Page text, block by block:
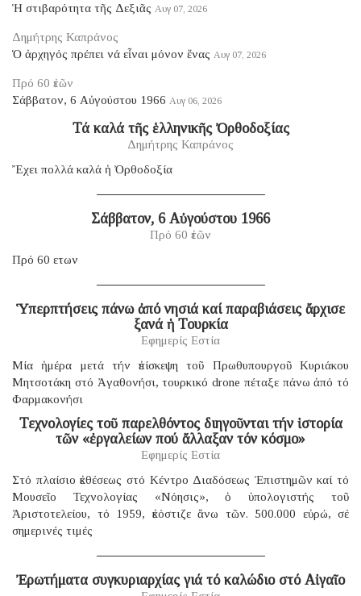
Ἡ στιβαρότητα τῆς Δεξιᾶς Αυγ 07, 2026
Δημήτρης Καπράνος
Ὁ ἀρχηγός πρέπει νά εἶναι μόνον ἕνας Αυγ 07, 2026
Πρό 60 ἐτῶν
Σάββατον, 6 Αὐγούστου 1966 Αυγ 06, 2026
Τά καλά τῆς ἑλληνικῆς Ὀρθοδοξίας
Δημήτρης Καπράνος
Ἔχει πολλά καλά ἡ Ὀρθοδοξία
Σάββατον, 6 Αὐγούστου 1966
Πρό 60 ἐτῶν
Πρό 60 ετων
Ὑπερπτήσεις πάνω ἀπό νησιά καί παραβιάσεις ἄρχισε
ξανά ἡ Τουρκία
Εφημερίς Εστία
Μία ἡμέρα μετά τήν ἐπίσκεψη τοῦ Πρωθυπουργοῦ Κυριάκου
Μητσοτάκη στό Ἀγαθονήσι, τουρκικό drone πέταξε πάνω ἀπό τό
Φαρμακονήσι
Τεχνολογίες τοῦ παρελθόντος διηγοῦνται τήν ἱστορία
τῶν «ἐργαλείων πού ἄλλαξαν τόν κόσμο»
Εφημερίς Εστία
Στό πλαίσιο ἐκθέσεως στό Κέντρο Διαδόσεως Ἐπιστημῶν καί τό
Μουσεῖο Τεχνολογίας «Νόησις», ὁ ὑπολογιστής τοῦ
Ἀριστοτελείου, τό 1959, ἐκόστιζε ἄνω τῶν. 500.000 εὐρώ, σέ
σημερινές τιμές
Ἐρωτήματα συγκυριαρχίας γιά τό καλώδιο στό Αἰγαῖο